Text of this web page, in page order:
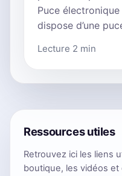
Puce
dispose d’une
Lecture 2 min
Ressources utiles
Retrouvez ici les liens
boutique, les vidéos